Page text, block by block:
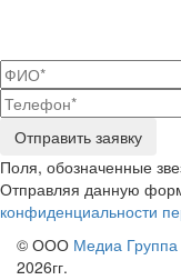
Отправить заявку
Поля, обозначенные
Отправляя данную
конфиденциальности
© ООО Медиа Группа
2026гг.